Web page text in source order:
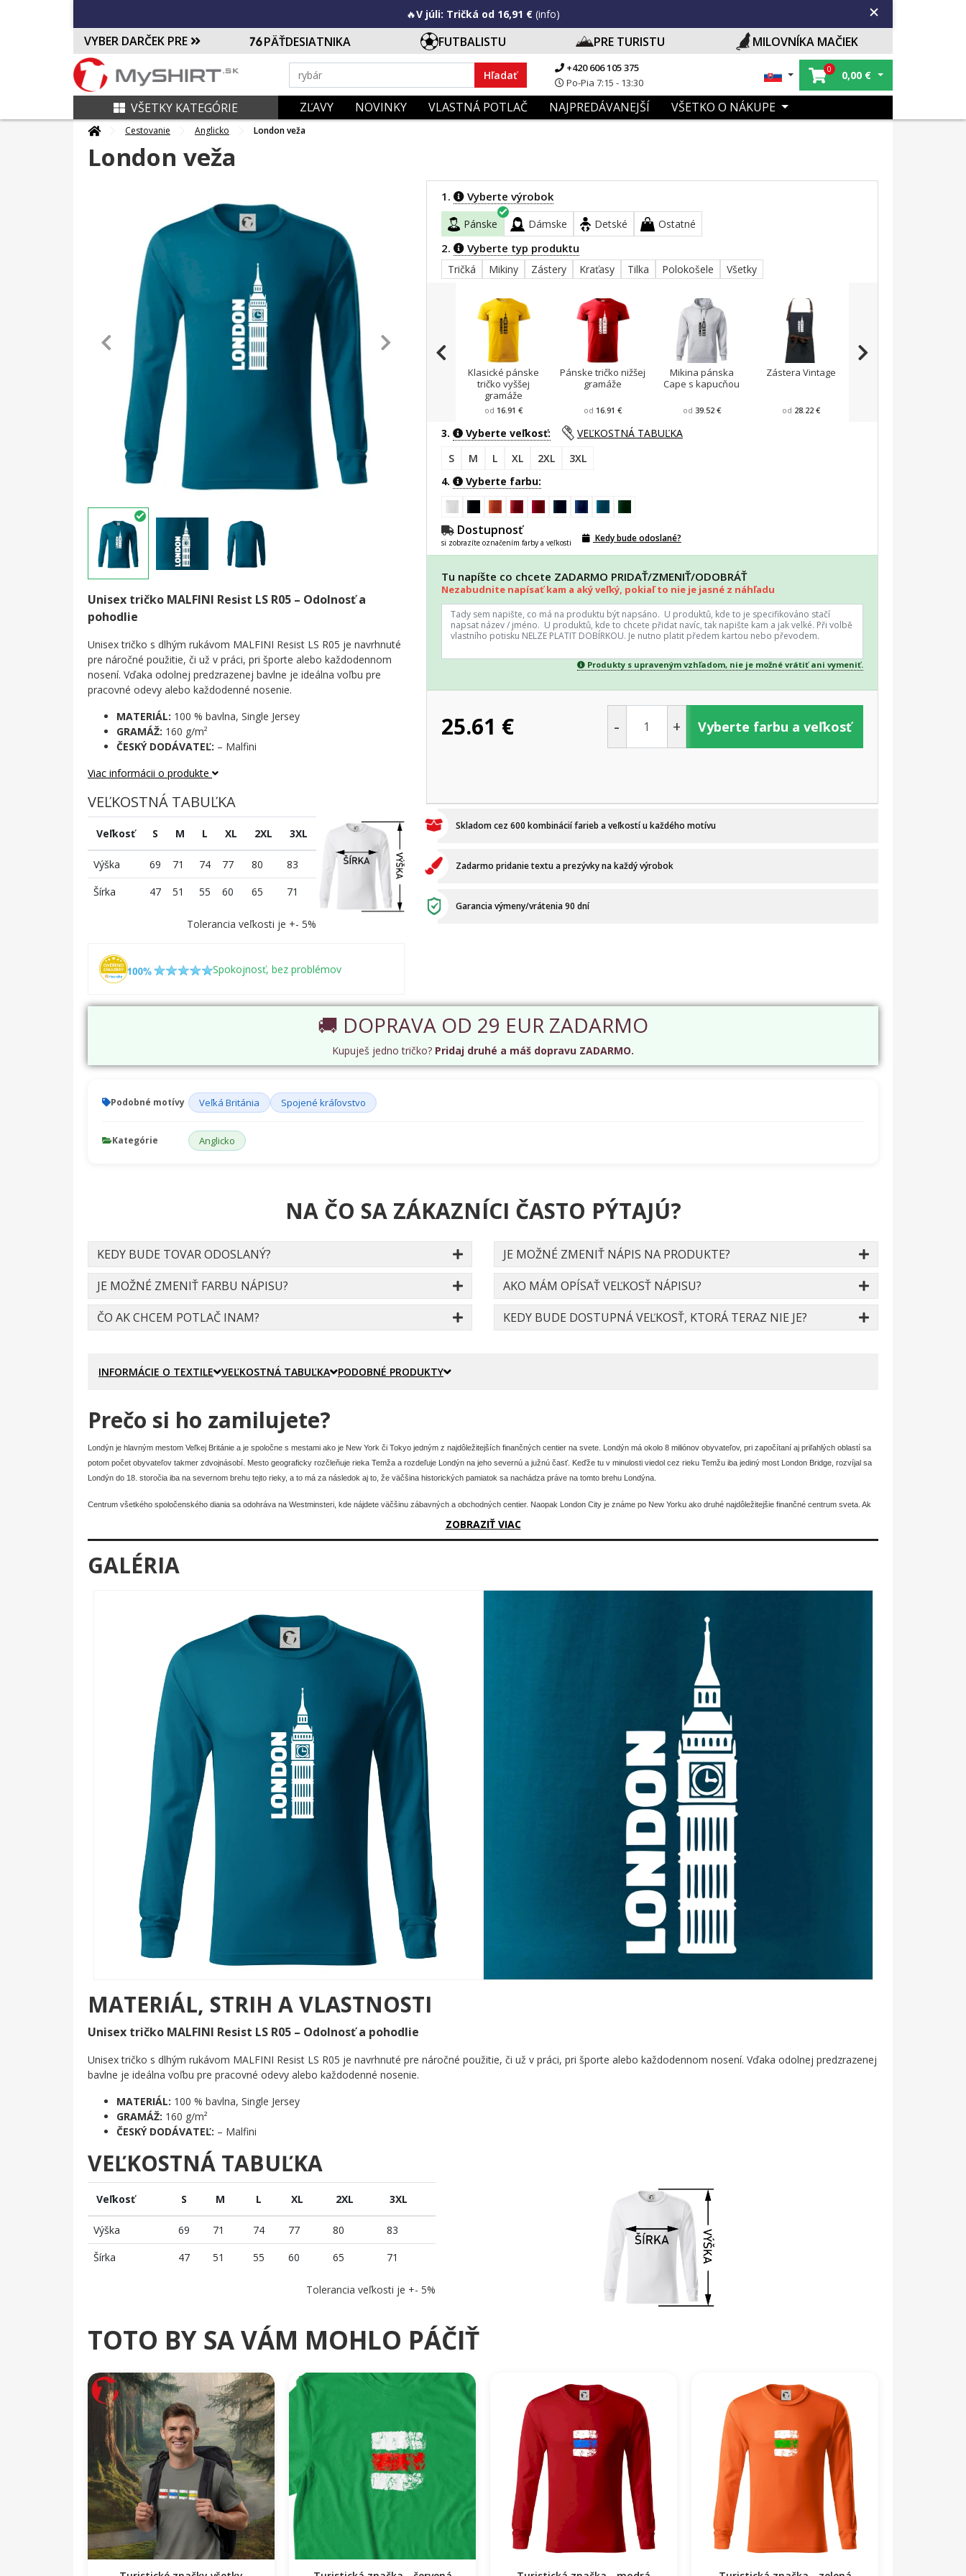
🔥V júli: Tričká od 16,91 € (info)
VYBER DARČEK PRE PÄŤDESIATNIKA FUTBALISTU PRE TURISTU MILOVNÍKA MAČIEK
Hľadať
+420 606 105 375
Po-Pia 7:15 - 13:30
0 0,00 €
VŠETKY KATEGÓRIE ZĽAVY NOVINKY VLASTNÁ POTLAČ NAJPREDÁVANEJŠÍ VŠETKO O NÁKUPE
Cestovanie Anglicko London veža
London veža
Unisex tričko MALFINI Resist LS R05 – Odolnosť a
pohodlie
Unisex tričko s dlhým rukávom MALFINI Resist LS R05 je navrhnuté
pre náročné použitie, či už v práci, pri športe alebo každodennom
nosení. Vďaka odolnej predzrazenej bavlne je ideálna voľbu pre
pracovné odevy alebo každodenné nosenie.
MATERIÁL: 100 % bavlna, Single Jersey
GRAMÁŽ: 160 g/m²
ČESKÝ DODÁVATEĽ: – Malfini
Viac informácii o produkte
VEĽKOSTNÁ TABUĽKA
Veľkosť S M L XL 2XL 3XL
Výška 69 71 74 77 80
83
Šírka
47 51 55 60 65 71
Tolerancia veľkosti je +- 5%
Spokojnosť, bez problémov
1. Vyberte výrobok
Pánske Dámske Detské Ostatné
2. Vyberte typ produktu
Tričká Mikiny Zástery Kraťasy Tilka Polokošele Všetky
Klasické pánske
tričko vyššej
gramáže
od 16.91 €
Pánske tričko nižšej
gramáže
od 16.91 €
Mikina pánska
Cape s kapucňou
od 39.52 €
Zástera Vintage
od 28.22 €
3. Vyberte veľkosť:
VEĽKOSTNÁ TABUĽKA
S
M L XL 2XL
3XL
4.
Vyberte farbu:
Dostupnosť
si zobrazíte označením farby a veľkosti Kedy bude odoslané?
Tu napíšte co chcete ZADARMO PRIDAŤ/ZMENIŤ/ODOBRÁŤ
Nezabudnite napísať kam a aký veľký, pokiaľ to nie je jasné z náhľadu
Produkty s upraveným vzhľadom, nie je možné vrátiť ani vymeniť.
25.61 € - + Vyberte farbu a veľkosť
Skladom cez 600 kombinácií farieb a veľkostí u každého motívu
Zadarmo pridanie textu a prezývky na každý výrobok
Garancia výmeny/vrátenia 90 dní
🚚 DOPRAVA OD 29 EUR ZADARMO
Kupuješ jedno tričko? Pridaj druhé a máš dopravu ZADARMO.
Podobné motívy Veľká Británia Spojené kráľovstvo
Kategórie Anglicko
NA ČO SA ZÁKAZNÍCI ČASTO PÝTAJÚ?
KEDY BUDE TOVAR ODOSLANÝ?
JE MOŽNÉ ZMENIŤ FARBU NÁPISU?
ČO AK CHCEM POTLAČ INAM?
JE MOŽNÉ ZMENIŤ NÁPIS NA PRODUKTE?
AKO MÁM OPÍSAŤ VEĽKOSŤ NÁPISU?
KEDY BUDE DOSTUPNÁ VEĽKOSŤ, KTORÁ TERAZ NIE JE?
INFORMÁCIE O TEXTILE VEĽKOSTNÁ TABUĽKA PODOBNÉ PRODUKTY
Prečo si ho zamilujete?
Londýn je hlavným mestom Veľkej Británie a je spoločne s mestami ako je New York či Tokyo jedným z najdôležitejších finančných centier na svete. Londýn má okolo 8 miliónov obyvateľov, pri započítaní aj priľahlých oblastí sa
potom počet obyvateľov takmer zdvojnásobí. Mesto geograficky rozčleňuje rieka Temža a rozdeľuje Londýn na jeho severnú a južnú časť. Keďže tu v minulosti viedol cez rieku Temžu iba jediný most London Bridge, rozvíjal sa
Londýn do 18. storočia iba na severnom brehu tejto rieky, a to má za následok aj to, že väčšina historických pamiatok sa nachádza práve na tomto brehu Londýna.
Centrum všetkého spoločenského diania sa odohráva na Westminsteri, kde nájdete väčšinu zábavných a obchodných centier. Naopak London City je známe po New Yorku ako druhé najdôležitejšie finančné centrum sveta. Ak
je vaša zastávka v Londýne dlhšia a radi sa pozriete na futbal, určite odporúčame navštíviť zápas tamojších klubov.
27 miliónov! A je tu naozaj čo vidieť.
ZOBRAZIŤ VIAC
GALÉRIA
MATERIÁL, STRIH A VLASTNOSTI
Unisex tričko MALFINI Resist LS R05 – Odolnosť a pohodlie
Unisex tričko s dlhým rukávom MALFINI Resist LS R05 je navrhnuté pre náročné použitie, či už v práci, pri športe alebo každodennom nosení. Vďaka odolnej predzrazenej
bavlne je ideálna voľbu pre pracovné odevy alebo každodenné nosenie.
MATERIÁL: 100 % bavlna, Single Jersey
GRAMÁŽ: 160 g/m²
ČESKÝ DODÁVATEĽ: – Malfini
VEĽKOSTNÁ TABUĽKA
Veľkosť S M L XL 2XL 3XL
Výška 69 71 74 77 80
83
Šírka
47 51 55 60 65 71
Tolerancia veľkosti je +- 5%
TOTO BY SA VÁM MOHLO PÁČIŤ